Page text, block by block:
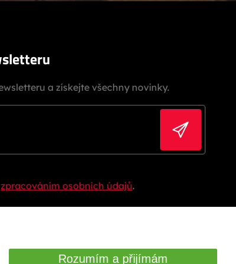
a získejte všechny novinky.
zpracováním osobních údajů.
Rozumím a přijímám